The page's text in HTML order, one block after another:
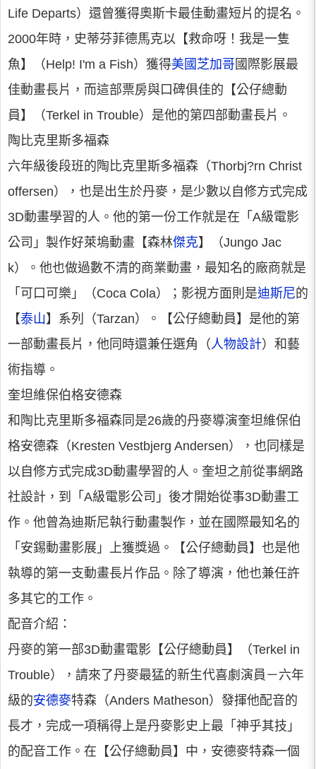
Life Departs）還曾獲得奧斯卡最佳動畫短片的提名。
2000年時，史蒂芬菲德馬克以【救命呀！我是一隻
魚】（Help! I'm a Fish）獲得美國芝加哥 國際影展最
佳動畫長片，而這部票房與口碑俱佳的【公仔總動
員】（Terkel in Trouble）是他的第四部動畫長片。
陶比克里斯多福森
六年級後段班的陶比克里斯多福森（Thorbj?rn Christ
offersen），也是出生於丹麥，是少數以自修方式完成
3D動畫學習的人。他的第一份工作就是在「A級電影
公司」製作好萊塢動畫【森林傑克】（Jungo Jac
k）。他也做過數不清的商業動畫，最知名的廠商就是
「可口可樂」（Coca Cola）；影視方面則是迪斯尼的
【泰山 】系列（Tarzan）。【公仔總動員】是他的第
一部動畫長片，他同時還兼任選角（人物設計）和藝
術指導。
奎坦維保伯格安德森
和陶比克里斯多福森同是26歲的丹麥導演奎坦維保伯
格安德森（Kresten Vestbjerg Andersen），也同樣是
以自修方式完成3D動畫學習的人。奎坦之前從事網路
社設計，到「A級電影公司」後才開始從事3D動畫工
作。他曾為迪斯尼執行動畫製作，並在國際最知名的
「安錫動畫影展」上獲獎過。【公仔總動員】也是他
執導的第一支動畫長片作品。除了導演，他也兼任許
多其它的工作。
配音介紹：
丹麥的第一部3D動畫電影【公仔總動員】（Terkel in
Trouble），請來了丹麥最猛的新生代喜劇演員－六年
級的安德麥特森（Anders Matheson）發揮他配音的
長才，完成一項稱得上是丹麥影史上最「神乎其技」
的配音工作。在【公仔總動員】中，安德麥特森一個